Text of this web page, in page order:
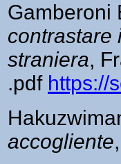
Gamberoni
contrastare
straniera,
.pdf https://
accogliente